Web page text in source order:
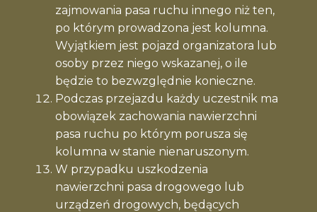
zajmowania pasa ruchu innego niż ten,
po którym prowadzona jest kolumna.
Wyjątkiem jest pojazd organizatora lub
osoby przez niego wskazanej, o ile
będzie to bezwzględnie konieczne.
Podczas przejazdu każdy uczestnik ma
obowiązek zachowania nawierzchni
pasa ruchu po którym porusza się
kolumna w stanie nienaruszonym.
W przypadku uszkodzenia
nawierzchni pasa drogowego lub
urządzeń drogowych, będących